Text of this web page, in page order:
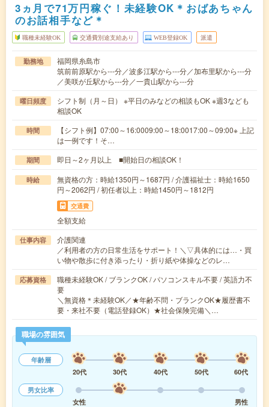
3ヵ月で71万円稼ぐ！未経験OK＊おばあちゃん
のお話相手など＊
職種未経験OK 交通費別途支給あり WEB登録OK 派遣
勤務地
福岡県糸島市
筑前前原駅から---分／波多江駅から---分／加布里駅から---分
／美咲が丘駅から---分／一貴山駅から---分
曜日頻度
シフト制（月～日） ※平日のみなどの相談もOK ※週3なども
相談OK
時間
【シフト例】07:00～16:0009:00～18:0017:00～09:00※ 上記
は一例です！そ…
期間 即日～2ヶ月以上 ■開始日の相談OK！
時給
無資格の方：時給1350円～1687円 / 介護福祉士：時給1650
円～2062円 / 初任者以上：時給1450円～1812円
交通費
全額支給
仕事内容
介護関連
／利用者の方の日常生活をサポート！＼▽具体的には…・買
い物や散歩に付き添ったり・折り紙や体操などのレ…
応募資格
職種未経験OK / ブランクOK / パソコンスキル不要 / 英語力不
要
＼無資格＊未経験OK／★年齢不問・ブランクOK★履歴書不
要・来社不要（電話登録OK）★社会保険完備＼…
職場の雰囲気
年齢層
20代
30代 40代 50代
60代
男女比率
女性
男性